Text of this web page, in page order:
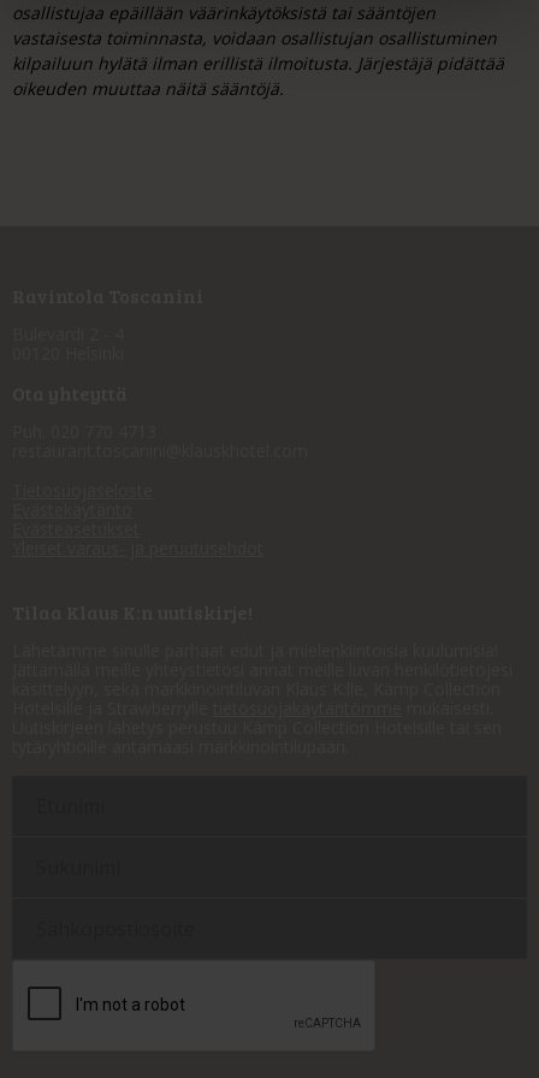
osallistujaa epäillään väärinkäytöksistä tai sääntöjen
vastaisesta toiminnasta, voidaan osallistujan osallistuminen
kilpailuun hylätä ilman erillistä ilmoitusta. Järjestäjä pidättää
oikeuden muuttaa näitä sääntöjä.